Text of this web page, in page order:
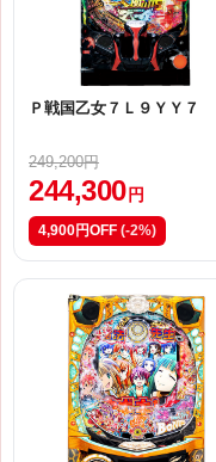
Ｐ戦国乙女７Ｌ９ＹＹ７
249,200円
244,300 円
4,900円OFF (-2%)